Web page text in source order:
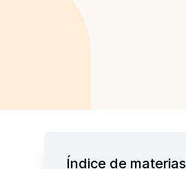
Índice de materias